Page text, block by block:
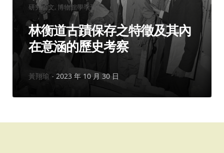
分
類：
研究論文 博物館學季刊
林衡道古蹟保存之特徵及其內
在意涵的歷史考察
作
黃翔瑜 2023 年 10 月 30 日